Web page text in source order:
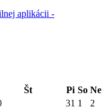
aplikácii -
Št Pi So Ne
31 1 2